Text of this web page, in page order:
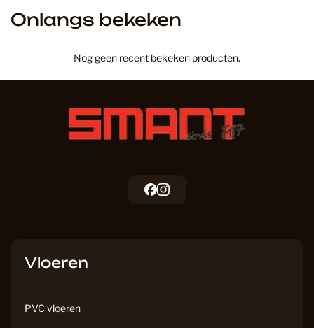
Onlangs bekeken
Nog geen recent bekeken producten.
F I
Vloeren
PVC vloeren